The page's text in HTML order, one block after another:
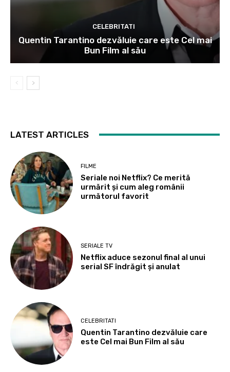
CELEBRITATI
Quentin Tarantino dezvăluie care este Cel mai
Bun Film al său
LATEST ARTICLES
FILME
Seriale noi Netflix? Ce merită
urmărit și cum aleg românii
următorul favorit
SERIALE TV
Netflix aduce sezonul final al unui
serial SF îndrăgit și anulat
CELEBRITATI
Quentin Tarantino dezvăluie care
este Cel mai Bun Film al său